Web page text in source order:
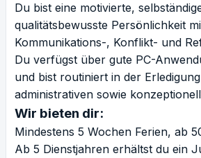
Du bist eine motivierte,
qualitätsbewusste Persönlichkeit
Kommunikations-, Konflikt- und
Du verfügst über gute PC-
und bist routiniert in der
administrativen sowie
Wir bieten dir:
Mindestens 5 Wochen Ferien, ab
Ab 5 Dienstjahren erhältst du ein